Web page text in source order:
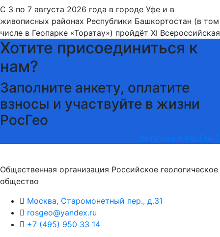
С 3 по 7 августа 2026 года в городе Уфе и в
живописных районах Республики Башкортостан (в том
числе в Геопарке «Торатау») пройдёт XI Всероссийская
Хотите присоединиться к
нам?
Заполните анкету, оплатите
взносы и участвуйте в жизни
РосГео
Вступить в РосГео
Общественная организация Российское геологическое
общество
Москва, Старомонетный пер., д.31
rosgeo@yandex.ru
+7 (495) 950 33 14